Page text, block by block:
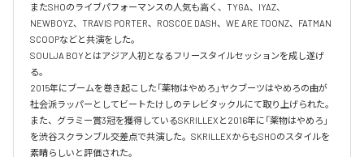
またSHOのライブパフォーマンスの人気も高く、TYGA、IYAZ、
NEWBOYZ、TRAVIS PORTER、ROSCOE DASH、WE ARE TOONZ、FATMAN
SCOOPなどと共演をした。
SOULJA BOYとはアジア人初となるフリースタイルセッションを成し遂げ
る。
2015年にブームを巻き起こした「薬物はやめろ」ヤクブーツはやめろの曲が
社会派ラッパーとしてビートたけしのテレビタックルにて取り上げられた。
また、グラミー賞3冠を獲得しているSKRILLEXと2016年に「薬物はやめろ」
を渋谷スクランブル交差点で共演した。SKRILLEXからもSHOのスタイルを
素晴らしいと評価された。